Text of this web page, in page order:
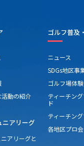
動の紹介
ニアリーグ
アリーグと
ゴルフ普及
ニュース
SDGs地区事
ゴルフ場体
ティーチン
ド
ティーチン
各地区プロ会